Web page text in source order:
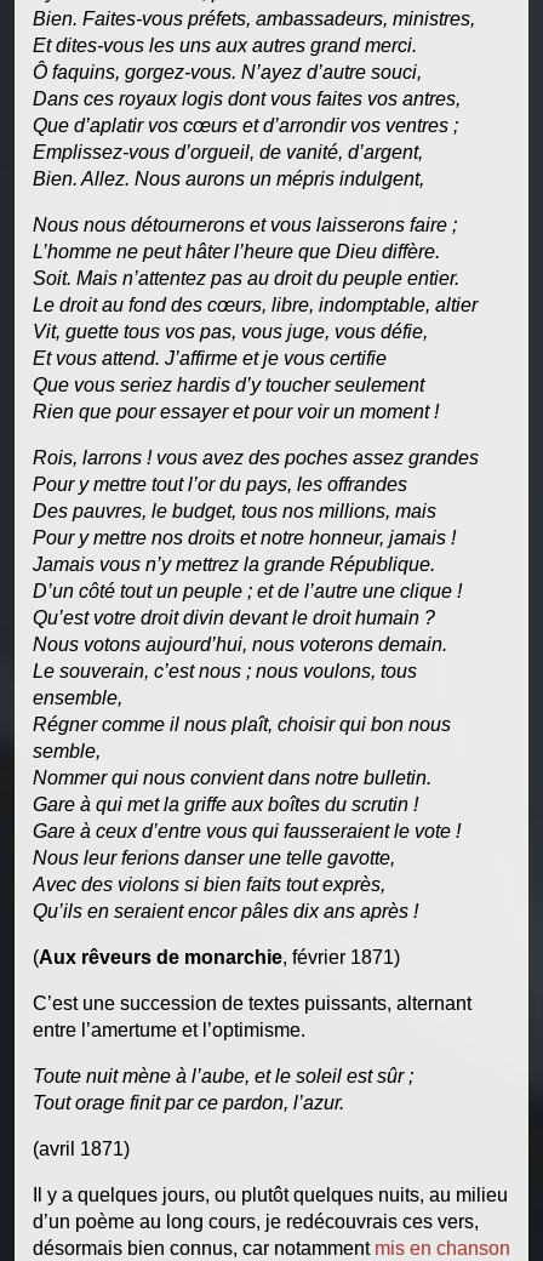
Bien. Faites-vous préfets, ambassadeurs, ministres,
Et dites-vous les uns aux autres grand merci.
Ô faquins, gorgez-vous. N’ayez d’autre souci,
Dans ces royaux logis dont vous faites vos antres,
Que d’aplatir vos cœurs et d’arrondir vos ventres ;
Emplissez-vous d’orgueil, de vanité, d’argent,
Bien. Allez. Nous aurons un mépris indulgent,
Nous nous détournerons et vous laisserons faire ;
L’homme ne peut hâter l’heure que Dieu diffère.
Soit. Mais n’attentez pas au droit du peuple entier.
Le droit au fond des cœurs, libre, indomptable, altier
Vit, guette tous vos pas, vous juge, vous défie,
Et vous attend. J’affirme et je vous certifie
Que vous seriez hardis d’y toucher seulement
Rien que pour essayer et pour voir un moment !
Rois, larrons ! vous avez des poches assez grandes
Pour y mettre tout l’or du pays, les offrandes
Des pauvres, le budget, tous nos millions, mais
Pour y mettre nos droits et notre honneur, jamais !
Jamais vous n’y mettrez la grande République.
D’un côté tout un peuple ; et de l’autre une clique !
Qu’est votre droit divin devant le droit humain ?
Nous votons aujourd’hui, nous voterons demain.
Le souverain, c’est nous ; nous voulons, tous
ensemble,
Régner comme il nous plaît, choisir qui bon nous
semble,
Nommer qui nous convient dans notre bulletin.
Gare à qui met la griffe aux boîtes du scrutin !
Gare à ceux d’entre vous qui fausseraient le vote !
Nous leur ferions danser une telle gavotte,
Avec des violons si bien faits tout exprès,
Qu’ils en seraient encor pâles dix ans après !
(Aux rêveurs de monarchie, février 1871)
C’est une succession de textes puissants, alternant
entre l’amertume et l’optimisme.
Toute nuit mène à l’aube, et le soleil est sûr ;
Tout orage finit par ce pardon, l’azur.
(avril 1871)
Il y a quelques jours, ou plutôt quelques nuits, au milieu
d’un poème au long cours, je redécouvrais ces vers,
désormais bien connus, car notamment mis en chanson